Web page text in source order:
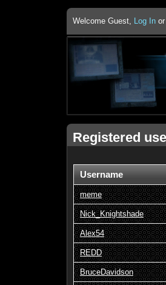
Welcome Guest, Log In or
Registered
Username
meme
Nick_Knightshade
Alex54
REDD
BruceDavidson